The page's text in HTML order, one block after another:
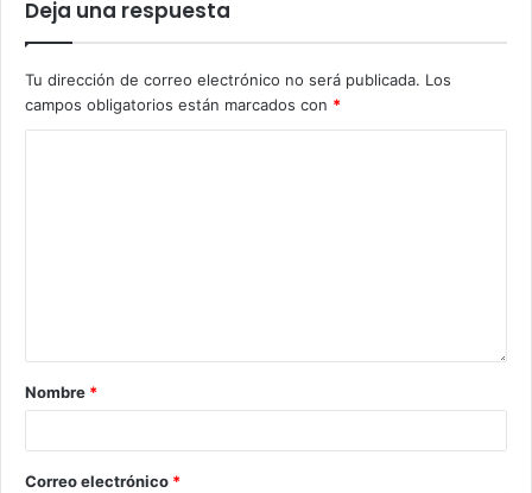
Deja una respuesta
Tu dirección de correo electrónico no será publicada. Los
campos obligatorios están marcados con *
Nombre *
Correo electrónico *